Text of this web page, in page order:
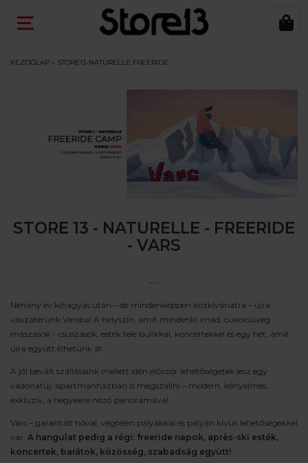
KEZDŐLAP » STORE13-NATURELLE FREERIDE
STORE 13 - NATURELLE - FREERIDE
- VARS
---
Néhány év kihagyás után – de mindenképpen közkívánatra – újra
visszatérünk Varsba! A helyszín, amit mindenki imád: cukorsüveg
mászások - csúszások, esték tele bulikkal, koncertekkel és egy hét, amit
újra együtt élhetünk át.
A jól bevált szállásaink mellett idén először lehetőségetek lesz egy
vadonatúj, apartmanházban is megszállni – modern, kényelmes,
exkluzív, a hegyekre néző panorámával.
Vars – garantált hóval, végtelen pályákkal és pályán kívüli lehetőségekkel
vár. A hangulat pedig a régi: freeride napok, après-ski esték,
koncertek, barátok, közösség, szabadság együtt!